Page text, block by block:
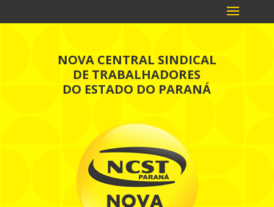
NOVA CENTRAL SINDICAL
DE TRABALHADORES
DO ESTADO DO PARANÁ